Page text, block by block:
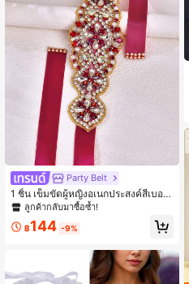
Party Belt
1 ชิ้น เข็มขัดผู้หญิงอเนกประสงค์สีเบอร์
กันดีประดับเพชรเทียม อุปกรณ์เสริมเอว
เจ้าสาว เหมาะสำหรับงานบอล ปาร์ตี้ ชุ
ดราตรี ตกแต่งเอว เข็มขัดงานแต่งงาน
ลูกค้ากลับมาซื้อซ้ำ!
฿144 -9%